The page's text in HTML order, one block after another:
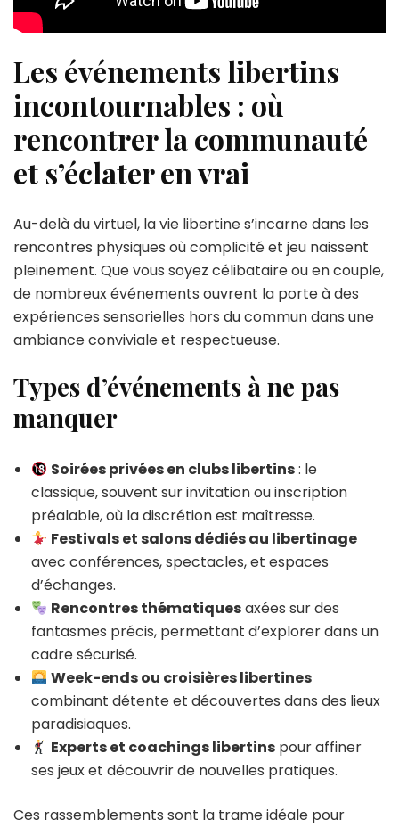
Les événements libertins
incontournables : où
rencontrer la communauté
et s’éclater en vrai
Au-delà du virtuel, la vie libertine s’incarne dans les
rencontres physiques où complicité et jeu naissent
pleinement. Que vous soyez célibataire ou en couple,
de nombreux événements ouvrent la porte à des
expériences sensorielles hors du commun dans une
ambiance conviviale et respectueuse.
Types d’événements à ne pas
manquer
Soirées privées en clubs libertins: le
classique, souvent sur invitation ou inscription
préalable, où la discrétion est maîtresse.
Festivals et salons dédiés au libertinage
avec conférences, spectacles, et espaces
d’échanges.
Rencontres thématiquesaxées sur des
fantasmes précis, permettant d’explorer dans un
cadre sécurisé.
Week-ends ou croisières libertines
combinant détente et découvertes dans des lieux
paradisiaques.
Experts et coachings libertins pour affiner
ses jeux et découvrir de nouvelles pratiques.
Ces rassemblements sont la trame idéale pour